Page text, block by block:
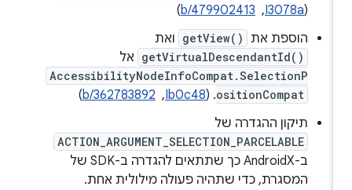
I3078a
, ‏
b/479902413
)
הוספת את getView() ואת
getVirtualDescendantId() אל
AccessibilityNodeInfoCompat.SelectionP
ositionCompat
. ‫(
Ib0c48
, ‏
b/362783892
)
תיקון ההגדרה של
ACTION_ARGUMENT_SELECTION_PARCELABLE
ב-AndroidX כך שתתאים להגדרה ב-SDK של
המסגרת, כדי שתהיה פעולה מילולית אחת.